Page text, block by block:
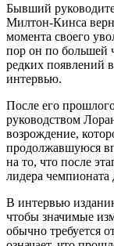
Бывший
Милтон-Кинса
момента своего
пор он по большей
редких появлений
интервью.
После его
руководством
возрождение,
продолжавшуюся
на то, что после
лидера чемпионата
В интервью
чтобы значимые
обычно требуется